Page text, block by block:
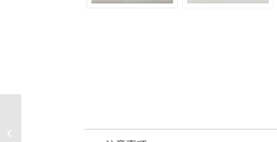
毛呢黑牛皮刺繡字樣大